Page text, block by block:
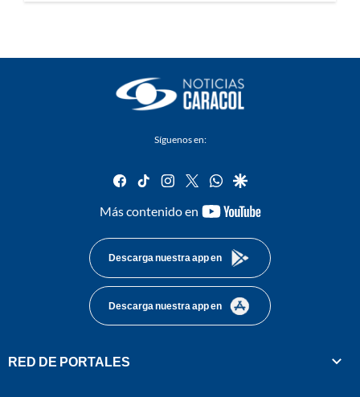
Síguenos en:
facebook
tiktok instagram
twitterwhatsapp
google
Más contenido en
youtube-
Descarga nuestra app en
Descarga nuestra app en
RED DE PORTALES